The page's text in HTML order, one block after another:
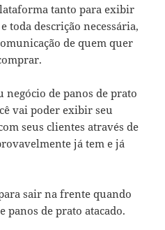
tanto para exibir
toda descrição necessária,
de quem quer
negócio de panos de prato
vai poder exibir seu
seus clientes através de
já tem e já
sair na frente quando
panos de prato atacado.